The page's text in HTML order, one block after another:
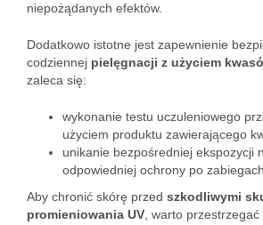
niepożądanych efektów.
Dodatkowo istotne jest zapewnienie
codziennej pielęgnacji z użyciem
zaleca się:
wykonanie testu uczuleniowego
użyciem produktu zawierającego
unikanie bezpośredniej ekspozycji
odpowiedniej ochrony po zabiegach.
Aby chronić skórę przed szkodliwymi
promieniowania UV , warto przestrzegać